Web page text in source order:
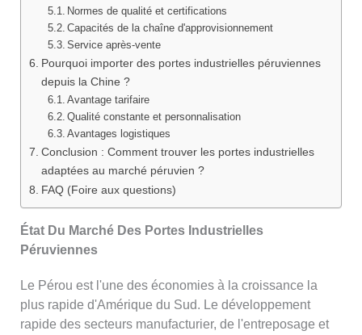
Normes de qualité et certifications
Capacités de la chaîne d'approvisionnement
Service après-vente
Pourquoi importer des portes industrielles péruviennes
depuis la Chine ?
Avantage tarifaire
Qualité constante et personnalisation
Avantages logistiques
Conclusion : Comment trouver les portes industrielles
adaptées au marché péruvien ?
FAQ (Foire aux questions)
État Du Marché Des Portes Industrielles
Péruviennes
Le Pérou est l'une des économies à la croissance la
plus rapide d'Amérique du Sud. Le développement
rapide des secteurs manufacturier, de l'entreposage et